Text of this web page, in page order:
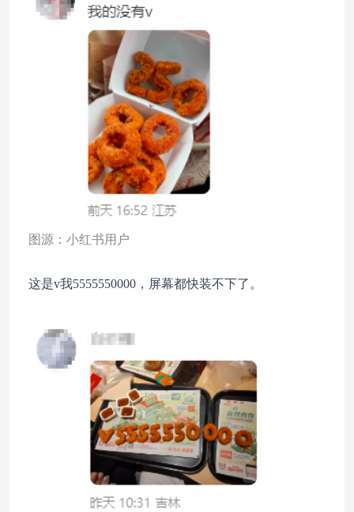
图源：小红书用户
这是v我5555550000，屏幕都快装不下了。